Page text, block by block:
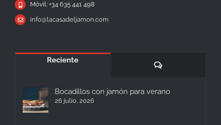
Móvil: +34 635 441 498
info@lacasadeljamon.com
Reciente
Comentarios
Bocadillos con jamón para verano
26 julio, 2026